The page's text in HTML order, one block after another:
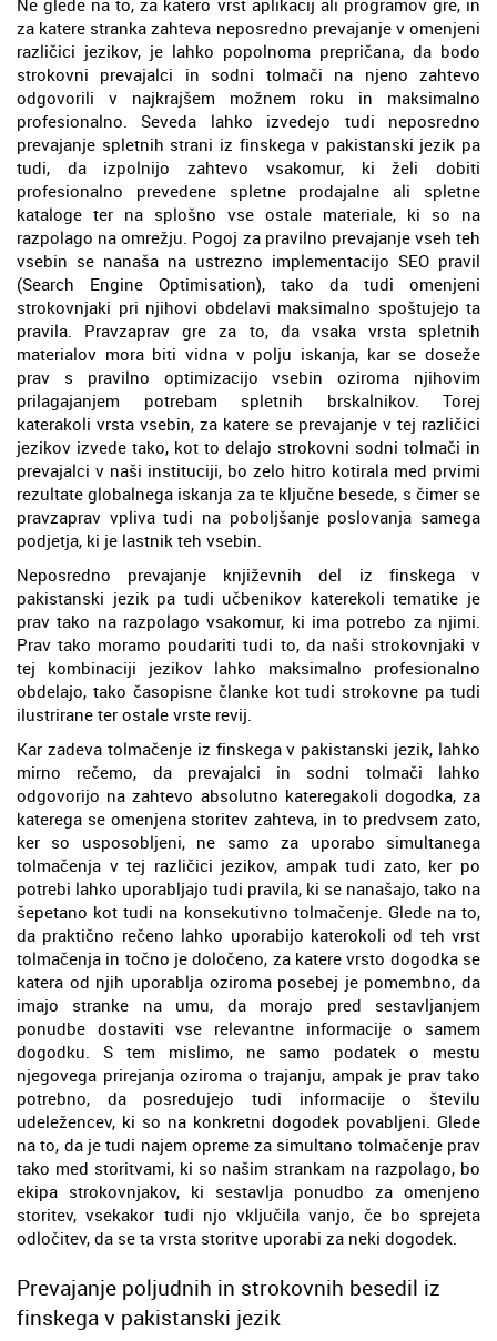
za katere stranka zahteva neposredno prevajanje v omenjeni
različici jezikov, je lahko popolnoma prepričana, da bodo
strokovni prevajalci in sodni tolmači na njeno zahtevo
odgovorili v najkrajšem možnem roku in maksimalno
profesionalno. Seveda lahko izvedejo tudi neposredno
prevajanje spletnih strani iz finskega v pakistanski jezik pa
tudi, da izpolnijo zahtevo vsakomur, ki želi dobiti
profesionalno prevedene spletne prodajalne ali spletne
kataloge ter na splošno vse ostale materiale, ki so na
razpolago na omrežju. Pogoj za pravilno prevajanje vseh teh
vsebin se nanaša na ustrezno implementacijo SEO pravil
(Search Engine Optimisation), tako da tudi omenjeni
strokovnjaki pri njihovi obdelavi maksimalno spoštujejo ta
pravila. Pravzaprav gre za to, da vsaka vrsta spletnih
materialov mora biti vidna v polju iskanja, kar se doseže
prav s pravilno optimizacijo vsebin oziroma njihovim
prilagajanjem potrebam spletnih brskalnikov. Torej
katerakoli vrsta vsebin, za katere se prevajanje v tej različici
jezikov izvede tako, kot to delajo strokovni sodni tolmači in
prevajalci v naši instituciji, bo zelo hitro kotirala med prvimi
rezultate globalnega iskanja za te ključne besede, s čimer se
pravzaprav vpliva tudi na poboljšanje poslovanja samega
podjetja, ki je lastnik teh vsebin.
Neposredno prevajanje književnih del iz finskega v
pakistanski jezik pa tudi učbenikov katerekoli tematike je
prav tako na razpolago vsakomur, ki ima potrebo za njimi.
Prav tako moramo poudariti tudi to, da naši strokovnjaki v
tej kombinaciji jezikov lahko maksimalno profesionalno
obdelajo, tako časopisne članke kot tudi strokovne pa tudi
ilustrirane ter ostale vrste revij.
Kar zadeva tolmačenje iz finskega v pakistanski jezik, lahko
mirno rečemo, da prevajalci in sodni tolmači lahko
odgovorijo na zahtevo absolutno kateregakoli dogodka, za
katerega se omenjena storitev zahteva, in to predvsem zato,
ker so usposobljeni, ne samo za uporabo simultanega
tolmačenja v tej različici jezikov, ampak tudi zato, ker po
potrebi lahko uporabljajo tudi pravila, ki se nanašajo, tako na
šepetano kot tudi na konsekutivno tolmačenje. Glede na to,
da praktično rečeno lahko uporabijo katerokoli od teh vrst
tolmačenja in točno je določeno, za katere vrsto dogodka se
katera od njih uporablja oziroma posebej je pomembno, da
imajo stranke na umu, da morajo pred sestavljanjem
ponudbe dostaviti vse relevantne informacije o samem
dogodku. S tem mislimo, ne samo podatek o mestu
njegovega prirejanja oziroma o trajanju, ampak je prav tako
potrebno, da posredujejo tudi informacije o številu
udeležencev, ki so na konkretni dogodek povabljeni. Glede
na to, da je tudi najem opreme za simultano tolmačenje prav
tako med storitvami, ki so našim strankam na razpolago, bo
ekipa strokovnjakov, ki sestavlja ponudbo za omenjeno
storitev, vsekakor tudi njo vključila vanjo, če bo sprejeta
odločitev, da se ta vrsta storitve uporabi za neki dogodek.
Prevajanje poljudnih in strokovnih besedil iz
finskega v pakistanski jezik